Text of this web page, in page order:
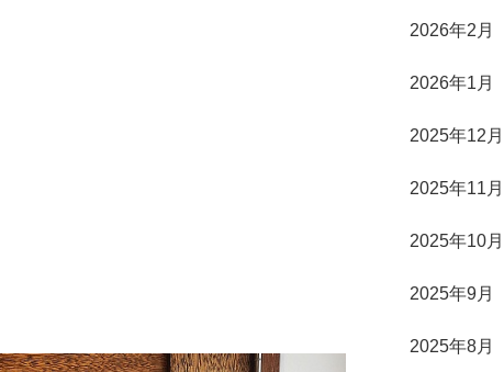
2026年2月
2026年1月
2025年12月
2025年11月
2025年10月
2025年9月
2025年8月